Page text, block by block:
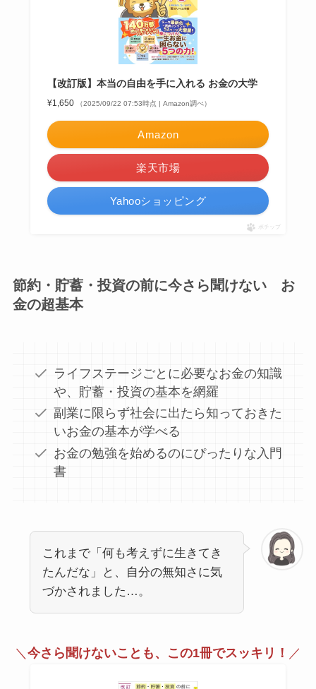
【改訂版】本当の自由を手に入れる お金の大学
¥1,650 （2025/09/22 07:53時点 | Amazon調べ）
Amazon
楽天市場
Yahooショッピング
ポチップ
節約・貯蓄・投資の前に今さら聞けない お
金の超基本
ライフステージごとに必要なお金の知識
や、貯蓄・投資の基本を網羅
副業に限らず社会に出たら知っておきた
いお金の基本が学べる
お金の勉強を始めるのにぴったりな入門
書
これまで「何も考えずに生きてき
たんだな」と、自分の無知さに気
づかされました…。
＼ 今さら聞けないことも、この1冊でスッキリ！ ／